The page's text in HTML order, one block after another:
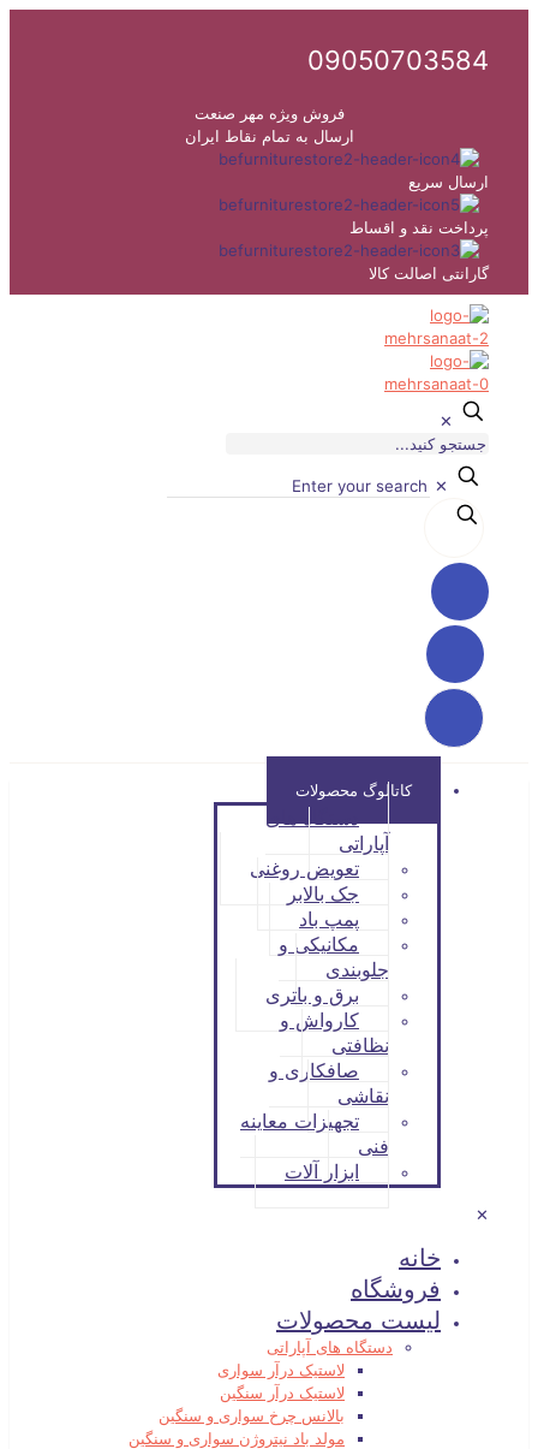
09050703584
فروش ویژه مهر صنعت
ارسال به تمام نقاط ایران
ارسال سریع
پرداخت نقد و اقساط
گارانتی اصالت کالا
✕
✕
کاتالوگ محصولات
دستگاه های
آپاراتی
تعویض روغنی
جک بالابر
پمپ باد
مکانیکی و
جلوبندی
برق و باتری
کارواش و
نظافتی
صافکاری و
نقاشی
تجهیزات معاینه
فنی
ابزار آلات
✕
خانه
فروشگاه
لیست محصولات
دستگاه های آپاراتی
لاستیک درآر سواری
لاستیک درآر سنگین
بالانس چرخ سواری و سنگین
مولد باد نیتروژن سواری و سنگین